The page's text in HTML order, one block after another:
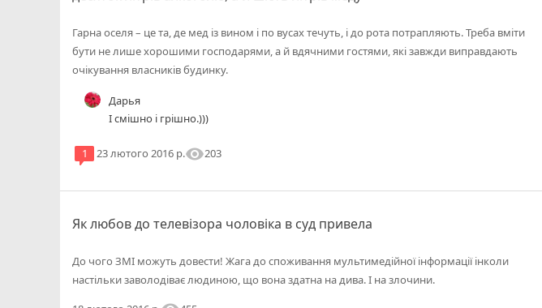
Гарна оселя – це та, де мед із вином і по вусах течуть, і до рота потрапляють. Треба вміти
бути не лише хорошими господарями, а й вдячними гостями, які завжди виправдають
очікування власників будинку.
Дарья
І смішно і грішно.)))
1 23 лютого 2016 р.visibility203
Як любов до телевізора чоловіка в суд привела
До чого ЗМІ можуть довести! Жага до споживання мультимедійної інформації інколи
настільки заволодіває людиною, що вона здатна на дива. І на злочини.